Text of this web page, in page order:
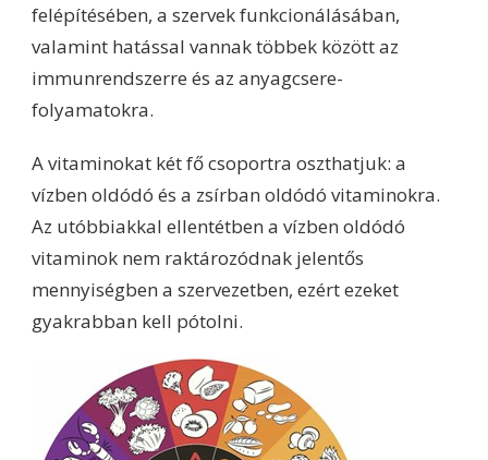
felépítésében, a szervek funkcionálásában,
valamint hatással vannak többek között az
immunrendszerre és az anyagcsere-
folyamatokra.
A vitaminokat két fő csoportra oszthatjuk: a
vízben oldódó és a zsírban oldódó vitaminokra.
Az utóbbiakkal ellentétben a vízben oldódó
vitaminok nem raktározódnak jelentős
mennyiségben a szervezetben, ezért ezeket
gyakrabban kell pótolni.